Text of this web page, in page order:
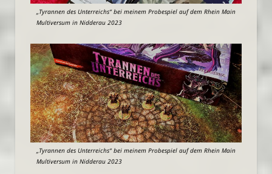
„Tyrannen des Unterreichs“ bei meinem Probespiel auf dem Rhein Main
Multiversum in Nidderau 2023
„Tyrannen des Unterreichs“ bei meinem Probespiel auf dem Rhein Main
Multiversum in Nidderau 2023